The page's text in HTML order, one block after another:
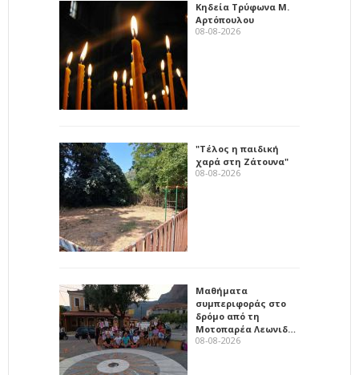
Κηδεία Τρύφωνα Μ.
Αρτόπουλου
08-08-2026
"Τέλος η παιδική
χαρά στη Ζάτουνα"
08-08-2026
Μαθήματα
συμπεριφοράς στο
δρόμο από τη
Μοτοπαρέα Λεωνιδ…
08-08-2026